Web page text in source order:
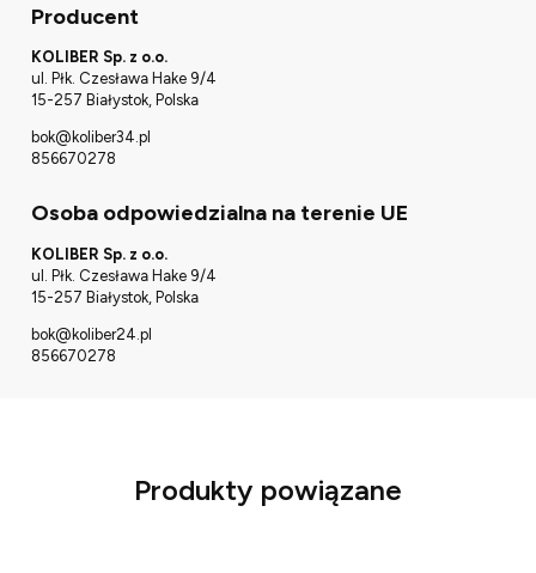
Producent
KOLIBER Sp. z o.o.
ul. Płk. Czesława Hake 9/4
15-257 Białystok, Polska
bok@koliber34.pl
856670278
Osoba odpowiedzialna na terenie UE
KOLIBER Sp. z o.o.
ul. Płk. Czesława Hake 9/4
15-257 Białystok, Polska
bok@koliber24.pl
856670278
Produkty powiązane